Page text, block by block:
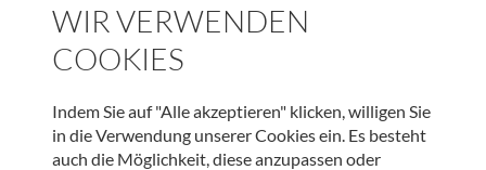
JETZT ONLINE SPENDEN & LIEBEVOLLE BEGLEITUNG
SPENDEN
WIR VERWENDEN
COOKIES
Indem Sie auf "Alle akzeptieren" klicken, willigen Sie
in die Verwendung unserer Cookies ein. Es besteht
auch die Möglichkeit, diese anzupassen oder